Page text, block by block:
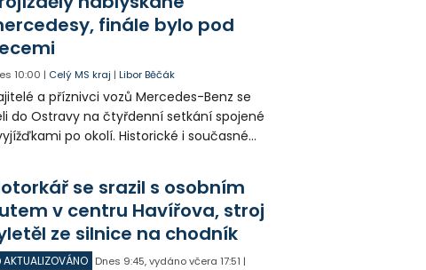
finále bylo pod
10:00 | Celý MS kraj |Libor Běčák
a příznivci vozů Mercedes-Benz se
do Ostravy na čtyřdenní setkání spojené
po okolí. Historické i současné
se srazil s osobním
v centru Havířova, stroj
ze silnice na chodník
AKTUALIZOVÁNO Dnes 9:45,vydáno včera 17:51 |